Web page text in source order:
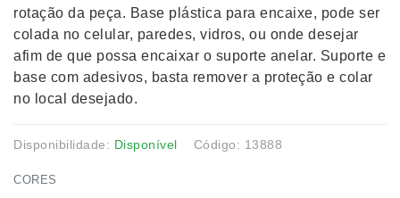
rotação da peça. Base plástica para encaixe, pode ser
colada no celular, paredes, vidros, ou onde desejar
afim de que possa encaixar o suporte anelar. Suporte e
base com adesivos, basta remover a proteção e colar
no local desejado.
Disponibilidade: Disponível Código: 13888
CORES